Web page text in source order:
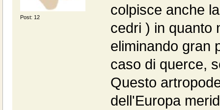
Post: 12
colpisce anche
cedri ) in quanto
eliminando gran
caso di querce,
Questo
dell'Europa